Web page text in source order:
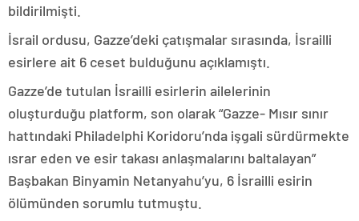
bildirilmişti.
İsrail ordusu, Gazze’deki çatışmalar sırasında, İsrailli
esirlere ait 6 ceset bulduğunu açıklamıştı.
Gazze’de tutulan İsrailli esirlerin ailelerinin
oluşturduğu platform, son olarak “Gazze- Mısır sınır
hattındaki Philadelphi Koridoru’nda işgali sürdürmekte
ısrar eden ve esir takası anlaşmalarını baltalayan”
Başbakan Binyamin Netanyahu’yu, 6 İsrailli esirin
ölümünden sorumlu tutmuştu.